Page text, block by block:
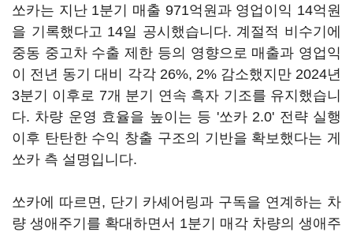
쏘카는 지난 1분기 매출 971억원과 영업이익 14억원
을 기록했다고 14일 공시했습니다. 계절적 비수기에
중동 중고차 수출 제한 등의 영향으로 매출과 영업익
이 전년 동기 대비 각각 26%, 2% 감소했지만 2024년
3분기 이후로 7개 분기 연속 흑자 기조를 유지했습니
다. 차량 운영 효율을 높이는 등 '쏘카 2.0' 전략 실행
이후 탄탄한 수익 창출 구조의 기반을 확보했다는 게
쏘카 측 설명입니다.
쏘카에 따르면, 단기 카셰어링과 구독을 연계하는 차
량 생애주기를 확대하면서 1분기 매각 차량의 생애주